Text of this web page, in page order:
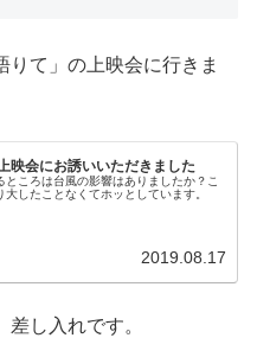
りて」の上映会に行きま
会にお誘いいただきました
ところは台風の影響はありましたか？こ
大したことなくてホッとしています。
2019.08.17
し入れです。